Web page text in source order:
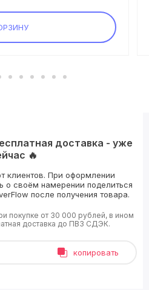
доставка - уже
🔥
клиентов. При оформлении
о своём намерении поделиться
после получения товара.
покупке от 30 000 рублей, в ином
доставка до ПВЗ СДЭК.
копировать